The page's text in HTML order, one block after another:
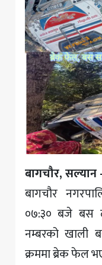
बागचौर,
बागचौर
०७:३० बजे बस
नम्बरको खाली
क्रममा ब्रेक फेल